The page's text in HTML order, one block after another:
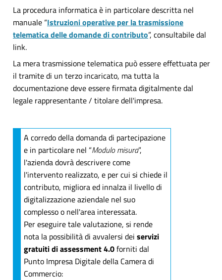
La procedura informatica è in particolare descritta nel
manuale “Istruzioni operative per la trasmissione
telematica delle domande di contributo”, consultabile dal
link.
La mera trasmissione telematica può essere effettuata per
il tramite di un terzo incaricato, ma tutta la
documentazione deve essere firmata digitalmente dal
legale rappresentante / titolare dell'impresa.
A corredo della domanda di partecipazione
e in particolare nel “Modulo misura”,
l'azienda dovrà descrivere come
l'intervento realizzato, e per cui si chiede il
contributo, migliora ed innalza il livello di
digitalizzazione aziendale nel suo
complesso o nell'area interessata.
Per eseguire tale valutazione, si rende
nota la possibilità di avvalersi dei servizi
gratuiti di assessment 4.0forniti dal
Punto Impresa Digitale della Camera di
Commercio: